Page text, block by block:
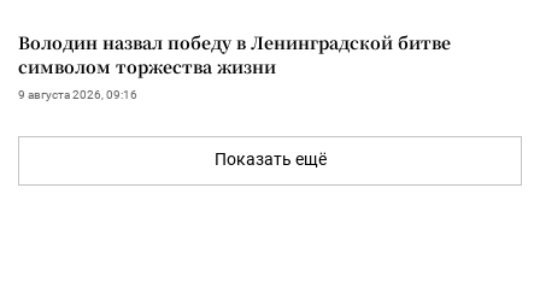
Володин назвал победу в Ленинградской битве
символом торжества жизни
9 августа 2026, 09:16
Показать ещё